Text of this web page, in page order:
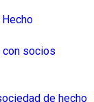
con socios
de hecho